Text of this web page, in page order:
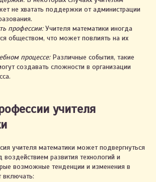
не хватать поддержки от администрации
профессии:Учителя математики иногда
обществом, что может повлиять на их
процессе: Различные события, такие
создавать сложности в организации
учителя
учителя математики может подвергнуться
развития технологий и
возможные тенденции и изменения в
включать: